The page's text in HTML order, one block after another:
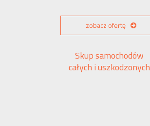
zobacz ofertę
Skup samochodów
całych i uszkodzonych